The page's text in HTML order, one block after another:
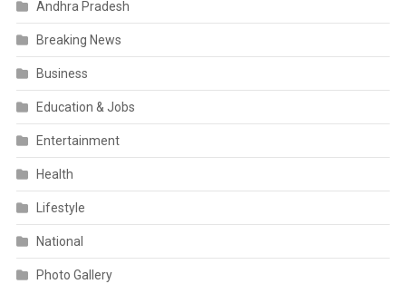
Andhra Pradesh
Breaking News
Business
Education & Jobs
Entertainment
Health
Lifestyle
National
Photo Gallery